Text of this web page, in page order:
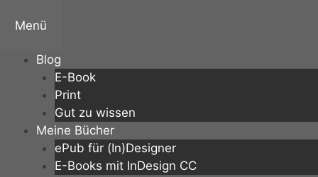
InhaltMenü
Blog
E-Book
Print
Gut zu wissen
Meine Bücher
ePub für (In)Designer
E-Books mit InDesign CC